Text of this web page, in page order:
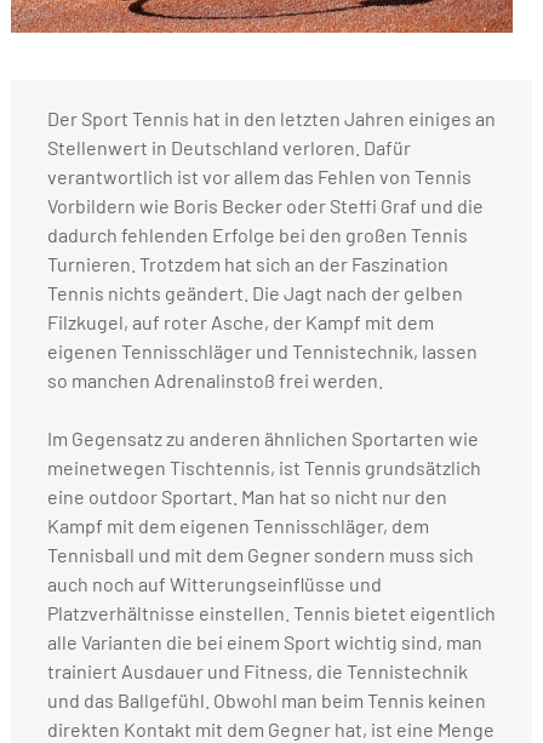
Der Sport Tennis hat in den letzten Jahren einiges an
Stellenwert in Deutschland verloren. Dafür
verantwortlich ist vor allem das Fehlen von Tennis
Vorbildern wie Boris Becker oder Steffi Graf und die
dadurch fehlenden Erfolge bei den großen Tennis
Turnieren. Trotzdem hat sich an der Faszination
Tennis nichts geändert. Die Jagt nach der gelben
Filzkugel, auf roter Asche, der Kampf mit dem
eigenen Tennisschläger und Tennistechnik, lassen
so manchen Adrenalinstoß frei werden.
Im Gegensatz zu anderen ähnlichen Sportarten wie
meinetwegen Tischtennis, ist Tennis grundsätzlich
eine outdoor Sportart. Man hat so nicht nur den
Kampf mit dem eigenen Tennisschläger, dem
Tennisball und mit dem Gegner sondern muss sich
auch noch auf Witterungseinflüsse und
Platzverhältnisse einstellen. Tennis bietet eigentlich
alle Varianten die bei einem Sport wichtig sind, man
trainiert Ausdauer und Fitness, die Tennistechnik
und das Ballgefühl. Obwohl man beim Tennis keinen
direkten Kontakt mit dem Gegner hat, ist eine Menge